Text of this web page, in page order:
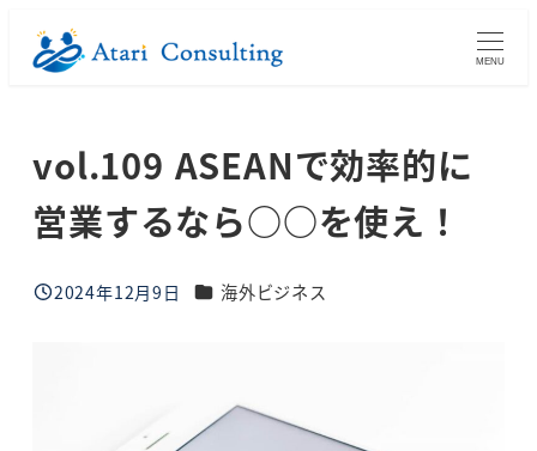
MENU
vol.109 ASEANで効率的に
営業するなら○○を使え！
投稿日
2024年12月9日 ブログカテゴリー
海外ビジネス